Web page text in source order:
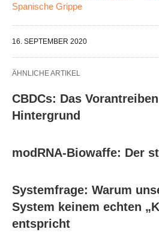
Spanische Grippe
16. SEPTEMBER 2020
ÄHNLICHE ARTIKEL
CBDCs: Das
Hintergrund
modRNA-Biowaffe: Der
Systemfrage: Warum
System keinem echten
entspricht